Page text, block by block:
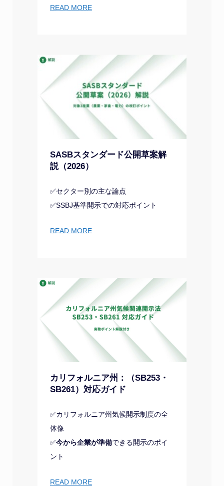
READ MORE
SASBスタンダード公開草案解
説（2026）
✅セクター別の主な論点
✅SSBJ基準開示での対応ポイント
READ MORE
カリフォルニア州：（SB253・
SB261）対応ガイド
✅カリフォルニア州気候開示制度の全
体像
✅今から企業が準備できる開示のポイ
ント
READ MORE